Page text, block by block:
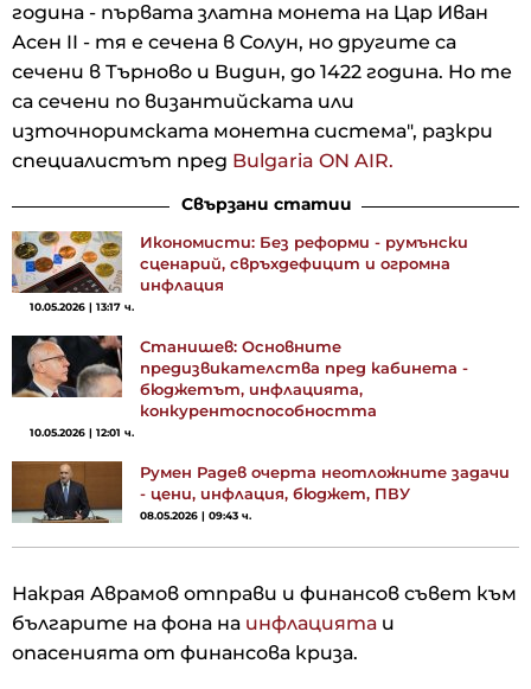
година - първата златна монета на Цар Иван
Асен II - тя е сечена в Солун, но другите са
сечени в Търново и Видин, до 1422 година. Но те
са сечени по византийската или
източноримската монетна система", разкри
специалистът пред Bulgaria ON AIR.
Свързани статии
Икономисти: Без реформи - румънски
сценарий, свръхдефицит и огромна
инфлация
10.05.2026 | 13:17 ч.
Станишев: Основните
предизвикателства пред кабинета -
бюджетът, инфлацията,
конкурентоспособността
10.05.2026 | 12:01 ч.
Румен Радев очерта неотложните задачи
- цени, инфлация, бюджет, ПВУ
08.05.2026 | 09:43 ч.
Накрая Аврамов отправи и финансов съвет към
българите на фона на инфлацията и
опасенията от финансова криза.